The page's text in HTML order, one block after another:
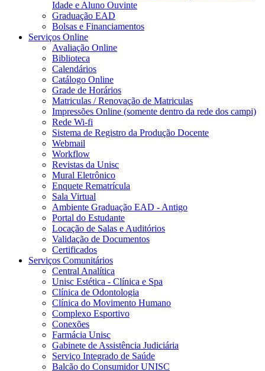
Idade e Aluno Ouvinte
Graduação EAD
Bolsas e Financiamentos
Serviços Online
Avaliação Online
Biblioteca
Calendários
Catálogo Online
Grade de Horários
Matriculas / Renovação de Matriculas
Impressões Online (somente dentro da rede dos campi)
Rede Wi-fi
Sistema de Registro da Produção Docente
Webmail
Workflow
Revistas da Unisc
Mural Eletrônico
Enquete Rematrícula
Sala Virtual
Ambiente Graduação EAD - Antigo
Portal do Estudante
Locação de Salas e Auditórios
Validação de Documentos
Certificados
Serviços Comunitários
Central Analítica
Unisc Estética - Clínica e Spa
Clínica de Odontologia
Clínica do Movimento Humano
Complexo Esportivo
Conexões
Farmácia Unisc
Gabinete de Assistência Judiciária
Serviço Integrado de Saúde
Balcão do Consumidor UNISC